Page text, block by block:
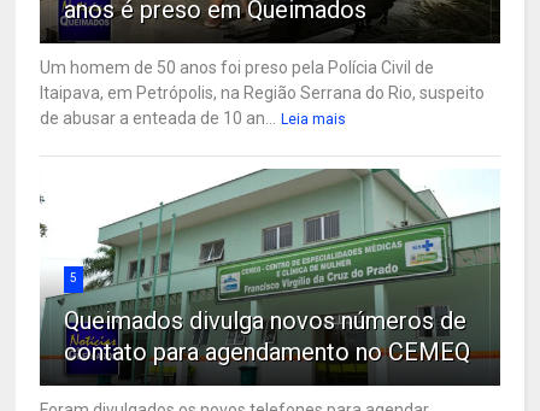
anos é preso em Queimados
Um homem de 50 anos foi preso pela Polícia Civil de
Itaipava, em Petrópolis, na Região Serrana do Rio, suspeito
de abusar a enteada de 10 an...
Leia mais
5
Queimados divulga novos números de
contato para agendamento no CEMEQ